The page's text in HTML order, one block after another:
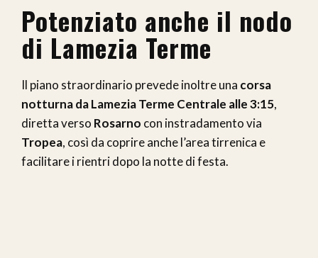
Potenziato anche il nodo
di Lamezia Terme
Il piano straordinario prevede inoltre una corsa
notturna da Lamezia Terme Centrale alle 3:15,
diretta verso Rosarno con instradamento via
Tropea, così da coprire anche l’area tirrenica e
facilitare i rientri dopo la notte di festa.